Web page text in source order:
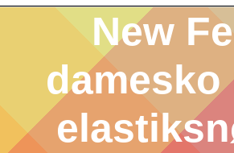
New
damesko